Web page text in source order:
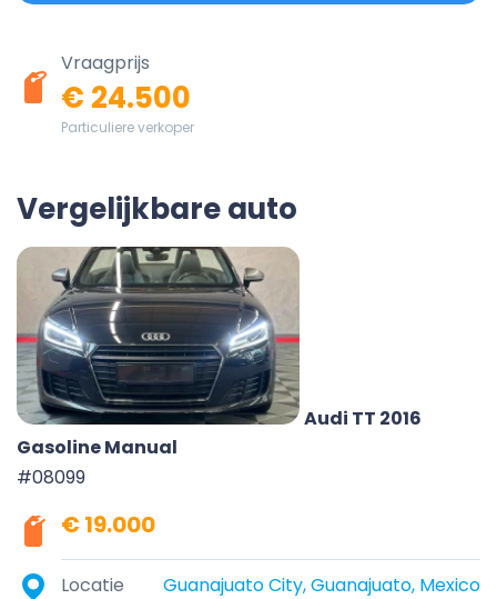
Vraagprijs
€ 24.500
Particuliere verkoper
Vergelijkbare auto
Audi TT 2016
Gasoline Manual
#08099
€ 19.000
Locatie Guanajuato City, Guanajuato, Mexico